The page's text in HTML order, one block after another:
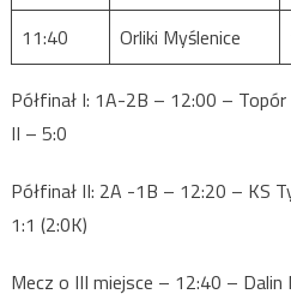
11:40
Orliki Myślenice
Półfinał I: 1A-2B – 12:00 –
II – 5:0
Półfinał II: 2A -1B – 12:20 – KS
1:1 (2:0K)
Mecz o III miejsce – 12:40 – Dalin